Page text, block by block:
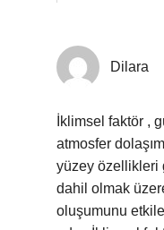
Dilara
İklimsel faktör ,
atmosfer
yüzey özellikleri
dahil olmak
oluşumunu